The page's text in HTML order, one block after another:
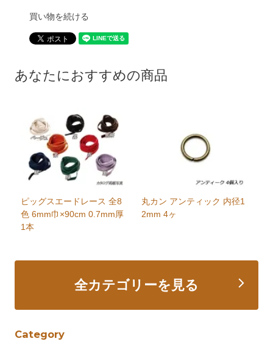
買い物を続ける
あなたにおすすめの商品
ピッグスエードレース 全8
色 6mm巾×90cm 0.7mm厚
1本
丸カン アンティック 内径1
2mm 4ヶ
全カテゴリーを見る
Category